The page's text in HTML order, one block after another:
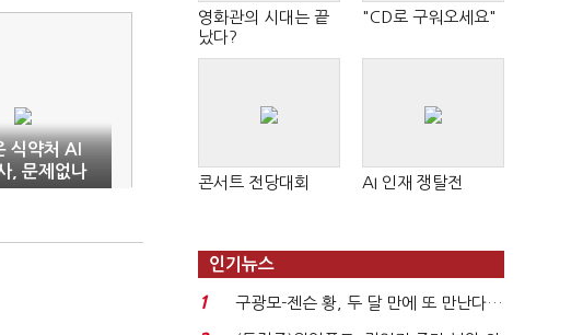
식약처 AI
, 문제없나
영화관의 시대는 끝
났다?
"CD로 구워오세요"
콘서트 전당대회 AI 인재 쟁탈전
인기뉴스
1
구광모-젠슨 황, 두 달 만에 또 만난다…
로봇·AI 등 논...